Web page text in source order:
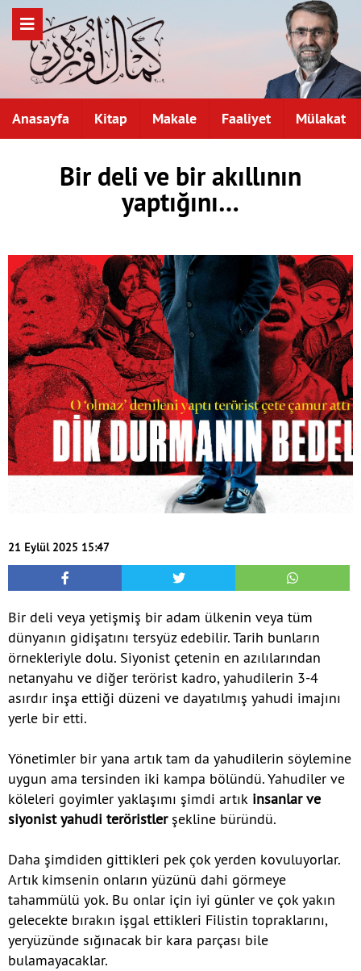
Anasayfa Kitap Makale Faaliyet Mülakat
Bir deli ve bir akıllının
yaptığını…
21 Eylül 2025 15:47
Bir deli veya yetişmiş bir adam ülkenin veya tüm
dünyanın gidişatını tersyüz edebilir. Tarih bunların
örnekleriyle dolu. Siyonist çetenin en azılılarından
netanyahu ve diğer terörist kadro, yahudilerin 3-4
asırdır inşa ettiği düzeni ve dayatılmış yahudi imajını
yerle bir etti.
Yönetimler bir yana artık tam da yahudilerin söylemine
uygun ama tersinden iki kampa bölündü. Yahudiler ve
köleleri goyimler yaklaşımı şimdi artık insanlar ve
siyonist yahudi teröristlerşekline büründü.
Daha şimdiden gittikleri pek çok yerden kovuluyorlar.
Artık kimsenin onların yüzünü dahi görmeye
tahammülü yok. Bu onlar için iyi günler ve çok yakın
gelecekte bırakın işgal ettikleri Filistin topraklarını,
yeryüzünde sığınacak bir kara parçası bile
bulamayacaklar.